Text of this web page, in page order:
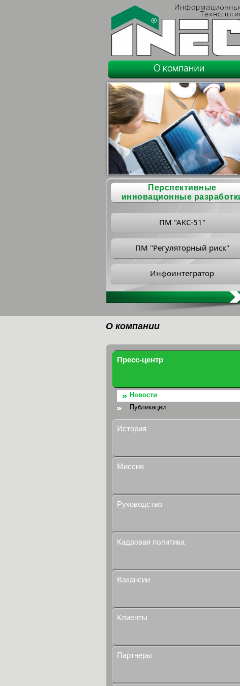
Перспективные
инновационные
ПМ "АКС-51"
ПМ "Регуляторный риск"
Инфоинтегратор
О компании
Пресс-центр
Новости
Публикации
История
Миссия
Руководство
Кадровая политика
Вакансии
Клиенты
Партнеры